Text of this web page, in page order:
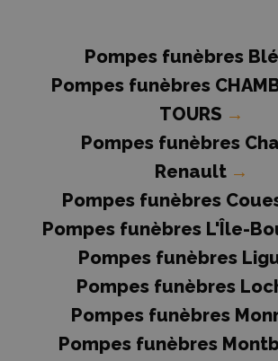
Pompes funèbres
Pompes funèbres
TOURS →
Pompes funèbres
Renault →
Pompes funèbres
Pompes funèbres L'Île-
Pompes funèbres
Pompes funèbres
Pompes funèbres
Pompes funèbres